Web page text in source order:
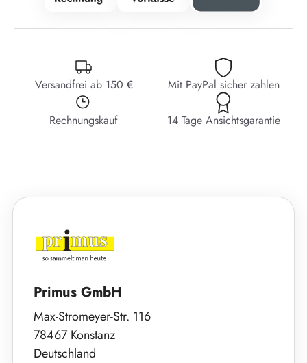
Versandfrei ab 150 € Mit PayPal sicher zahlen
Rechnungskauf 14 Tage Ansichtsgarantie
Primus GmbH
Max-Stromeyer-Str. 116
78467 Konstanz
Deutschland